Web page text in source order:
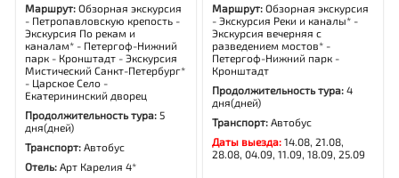
Маршрут:Обзорная экскурсия
- Петропавловскую крепость -
Экскурсия По рекам и
каналам* - Петергоф-Нижний
парк - Кронштадт - Экскурсия
Мистический Санкт-Петербург*
- Царское Село -
Екатерининский дворец
Продолжительность тура: 5
дня(дней)
Транспорт:Автобус
Отель:Арт Карелия 4*
Маршрут:Обзорная экскурсия
- Экскурсия Реки и каналы* -
Экскурсия вечерняя с
разведением мостов* -
Петергоф-Нижний парк -
Кронштадт
Продолжительность тура:4
дня(дней)
Транспорт:Автобус
Даты выезда:14.08, 21.08,
28.08, 04.09, 11.09, 18.09, 25.09